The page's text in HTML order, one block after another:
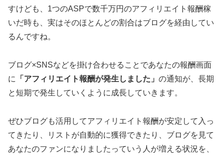
すけども、1つのASPで数千万円のアフィリエイト報酬稼
いだ時も、実はそのほとんどの割合はブログを経由してい
るんですね。
ブログ×SNSなどを掛け合わせることであなたの報酬画面
に
「アフィリエイト報酬が発生しました」 の通知が、長期
と短期で発生していくように成長していきます。
ぜひブログも活用してアフィリエイト報酬が安定して入っ
てきたり、リストが自動的に獲得できたり、ブログを見て
あなたのファンになりましたっていう人が増える状況を、